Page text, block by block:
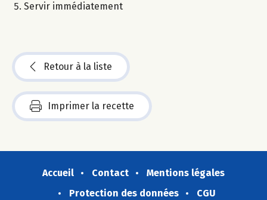
Servir immédiatement
Retour à la liste
Imprimer la recette
Accueil Contact
Mentions légales
Protection des données
CGU